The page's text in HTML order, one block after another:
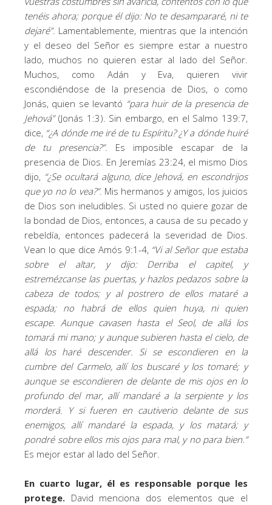
tenéis ahora; porque él dijo: No te desampararé, ni te
dejaré”. Lamentablemente, mientras que la intención
y el deseo del Señor es siempre estar a nuestro
lado, muchos no quieren estar al lado del Señor.
Muchos, como Adán y Eva, quieren vivir
escondiéndose de la presencia de Dios, o como
Jonás, quien se levantó “para huir de la presencia de
Jehová”(Jonás 1:3). Sin embargo, en el Salmo 139:7,
dice, “¿A dónde me iré de tu Espíritu? ¿Y a dónde huiré
de tu presencia?”. Es imposible escapar de la
presencia de Dios. En Jeremías 23:24, el mismo Dios
dijo, “¿Se ocultará alguno, dice Jehová, en escondrijos
que yo no lo vea?”. Mis hermanos y amigos, los juicios
de Dios son ineludibles. Si usted no quiere gozar de
la bondad de Dios, entonces, a causa de su pecado y
rebeldía, entonces padecerá la severidad de Dios.
Vean lo que dice Amós 9:1-4, “Vi al Señor que estaba
sobre el altar, y dijo: Derriba el capitel, y
estremézcanse las puertas, y hazlos pedazos sobre la
cabeza de todos; y al postrero de ellos mataré a
espada; no habrá de ellos quien huya, ni quien
escape. Aunque cavasen hasta el Seol, de allá los
tomará mi mano; y aunque subieren hasta el cielo, de
allá los haré descender. Si se escondieren en la
cumbre del Carmelo, allí los buscaré y los tomaré; y
aunque se escondieren de delante de mis ojos en lo
profundo del mar, allí mandaré a la serpiente y los
morderá. Y si fueren en cautiverio delante de sus
enemigos, allí mandaré la espada, y los matará; y
pondré sobre ellos mis ojos para mal, y no para bien. ”
Es mejor estar al lado del Señor.
En cuarto lugar, él es responsable porque les
protege. David menciona dos elementos que el